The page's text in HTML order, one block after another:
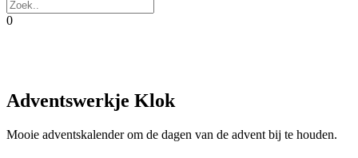
0
Adventswerkje Klok
Mooie adventskalender om de dagen van de advent bij te houden.